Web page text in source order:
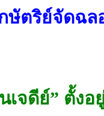
ษัตริย์จัดฉ
เจดีย์” ตั้ง